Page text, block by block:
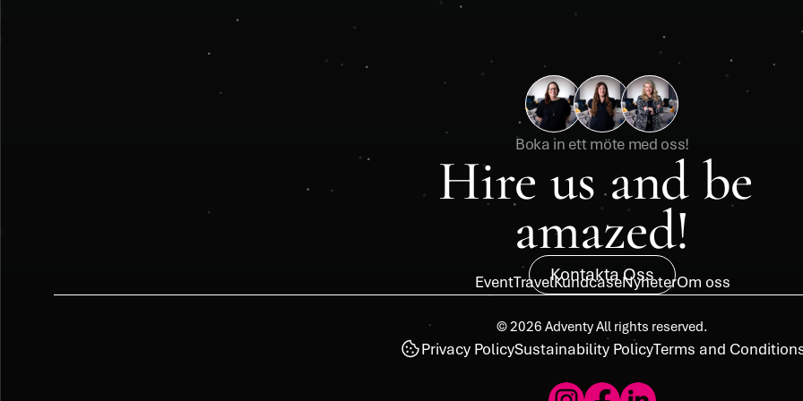
Boka in ett möte med oss!
Hire us and be
amazed!
Kontakta Oss
EventTravelKundcaseNyheterOm oss
© 2026 Adventy All rights reserved.
Privacy PolicySustainability PolicyTerms and